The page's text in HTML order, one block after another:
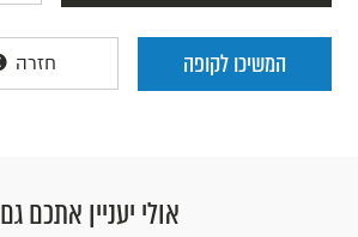
המשיכו לקופה חזרה
אולי יעניין אתכם גם